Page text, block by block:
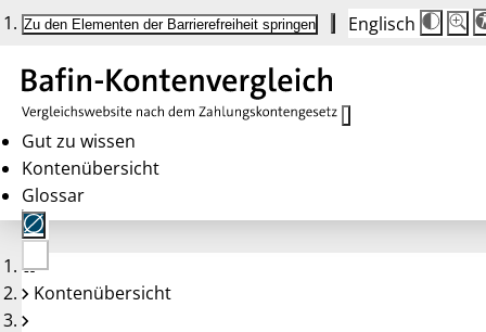
Zu den Elementen der Barrierefreiheit springen Englisch
Die
100
Gut zu wissen
Kontenübersicht
Glossar
Keine
Konten
Kontenübersicht